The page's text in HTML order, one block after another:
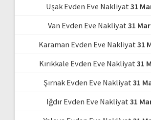
Uşak Evden Eve Nakliyat31
Van Evden Eve Nakliyat31
Karaman Evden Eve Nakliyat31
Kırıkkale Evden Eve Nakliyat31
Şırnak Evden Eve Nakliyat31
Iğdır Evden Eve Nakliyat31